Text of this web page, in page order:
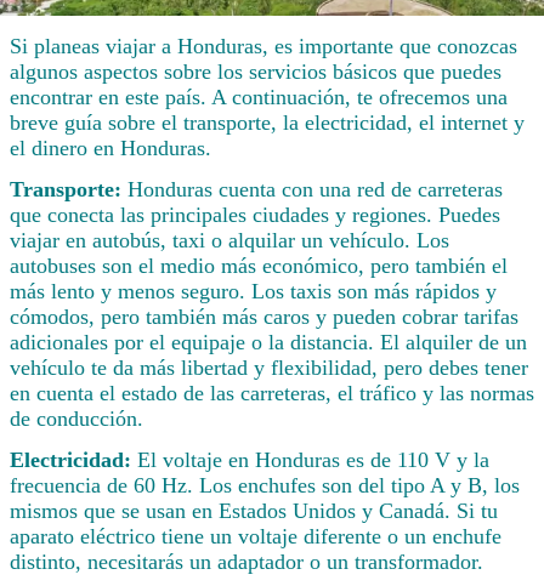
Si planeas viajar a Honduras, es importante que conozcas
algunos aspectos sobre los servicios básicos que puedes
encontrar en este país. A continuación, te ofrecemos una
breve guía sobre el transporte, la electricidad, el internet y
el dinero en Honduras.
Transporte: Honduras cuenta con una red de carreteras
que conecta las principales ciudades y regiones. Puedes
viajar en autobús, taxi o alquilar un vehículo. Los
autobuses son el medio más económico, pero también el
más lento y menos seguro. Los taxis son más rápidos y
cómodos, pero también más caros y pueden cobrar tarifas
adicionales por el equipaje o la distancia. El alquiler de un
vehículo te da más libertad y flexibilidad, pero debes tener
en cuenta el estado de las carreteras, el tráfico y las normas
de conducción.
Electricidad: El voltaje en Honduras es de 110 V y la
frecuencia de 60 Hz. Los enchufes son del tipo A y B, los
mismos que se usan en Estados Unidos y Canadá. Si tu
aparato eléctrico tiene un voltaje diferente o un enchufe
distinto, necesitarás un adaptador o un transformador.